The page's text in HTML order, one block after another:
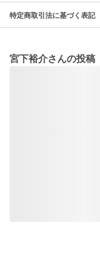
特定商取引法に基づく表記
宮下裕介さんの投稿